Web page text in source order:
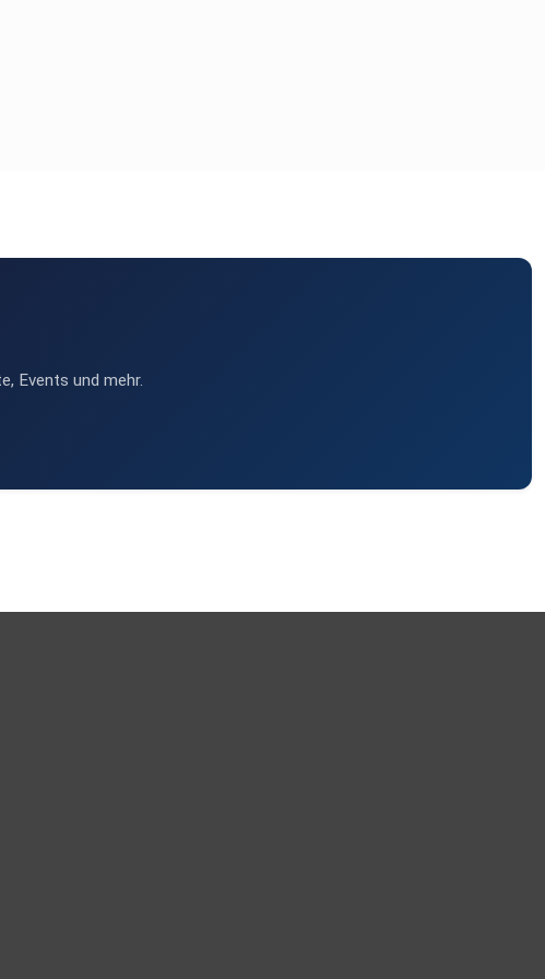
Events und mehr.